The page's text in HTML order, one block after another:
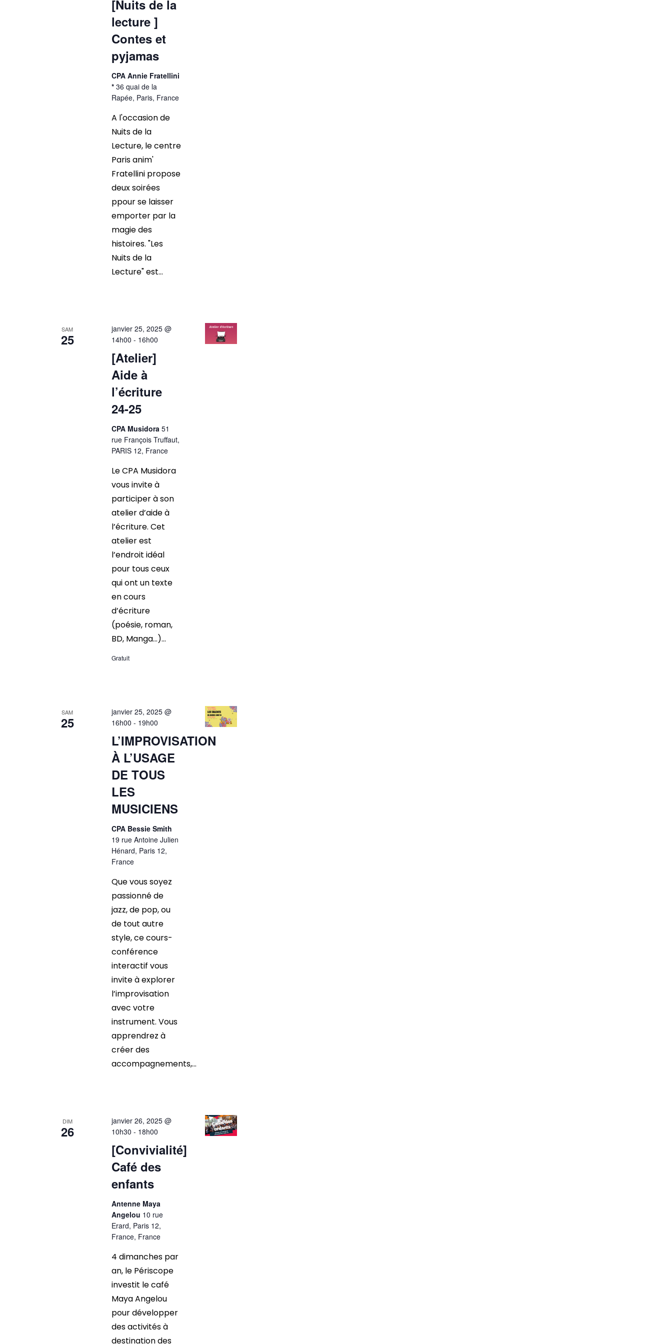
[Nuits de la
lecture ]
Contes et
pyjamas
CPA Annie Fratellini
*36 quai de la
Rapée, Paris, France
A l'occasion de
Nuits de la
Lecture, le centre
Paris anim'
Fratellini propose
deux soirées
ppour se laisser
emporter par la
magie des
histoires. "Les
Nuits de la
Lecture" est...
SAM
25
[Atelier]
Aide à
l’écriture
24-25
janvier 25, 2025 @
14h00 - 16h00
CPA Musidora51
rue François Truffaut,
PARIS 12, France
Le CPA Musidora
vous invite à
participer à son
atelier d’aide à
l’écriture. Cet
atelier est
l’endroit idéal
pour tous ceux
qui ont un texte
en cours
d’écriture
(poésie, roman,
BD, Manga…)...
Gratuit
SAM
25
L’IMPROVISATION
À L’USAGE
DE TOUS
LES
MUSICIENS
janvier 25, 2025 @
16h00 - 19h00
CPA Bessie Smith
19 rue Antoine Julien
Hénard, Paris 12,
France
Que vous soyez
passionné de
jazz, de pop, ou
de tout autre
style, ce cours-
conférence
interactif vous
invite à explorer
l’improvisation
avec votre
instrument. Vous
apprendrez à
créer des
accompagnements,...
DIM
26
[Convivialité]
Café des
enfants
janvier 26, 2025 @
10h30 - 18h00
Antenne Maya
Angelou 10 rue
Erard, Paris 12,
France, France
4 dimanches par
an, le Périscope
investit le café
Maya Angelou
pour développer
des activités à
destination des